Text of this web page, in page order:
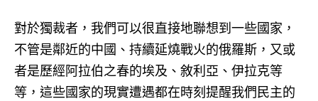
對於獨裁者，我們可以很直接地聯想到一些國家，
不管是鄰近的中國、持續延燒戰火的俄羅斯，又或
者是歷經阿拉伯之春的埃及、敘利亞、伊拉克等
等，這些國家的現實遭遇都在時刻提醒我們民主的